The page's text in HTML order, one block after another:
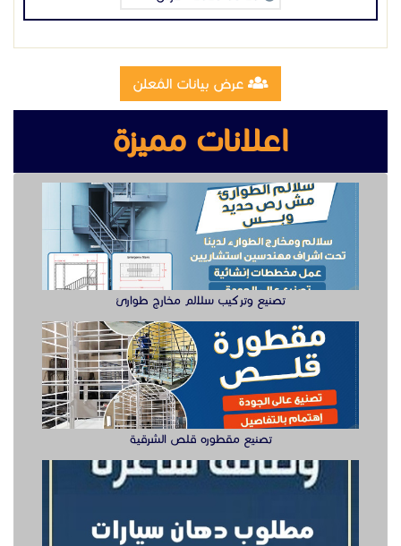
عرض بيانات المُعلن
اعلانات مميزة
تصنيع وتركيب سلالم مخارج طوارئ
تصنيع مقطوره قلص الشرقية